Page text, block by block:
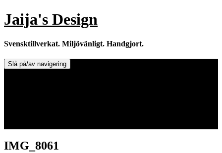
Hoppa
till
Jaija's Design
Svensktillverkat. Miljövänligt. Handgjort.
Slå på/av navigering
IMG_8061